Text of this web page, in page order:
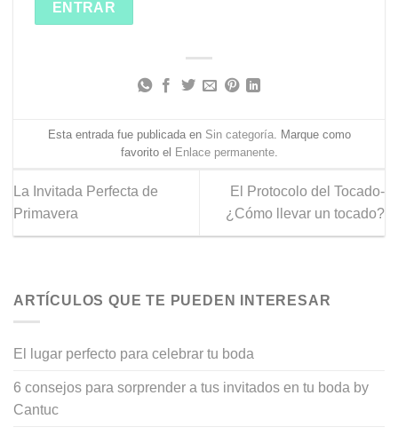
Esta entrada fue publicada en Sin categoría. Marque como
favorito el Enlace permanente.
La Invitada Perfecta de
Primavera
El Protocolo del Tocado-
¿Cómo llevar un tocado?
ARTÍCULOS QUE TE PUEDEN INTERESAR
El lugar perfecto para celebrar tu boda
6 consejos para sorprender a tus invitados en tu boda by
Cantuc